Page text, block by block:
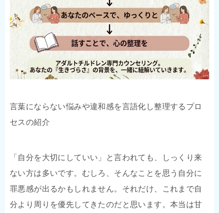
言葉にならない悩みや違和感を言語化し整理するプロ
セスの紹介
「自分を大切にしていい」と言われても、しっくり来
ない方は多いです。むしろ、そんなことを思う自分に
罪悪感が出るかもしれません。それだけ、これまで自
分より周りを優先してきたのだと思います。本当は甘